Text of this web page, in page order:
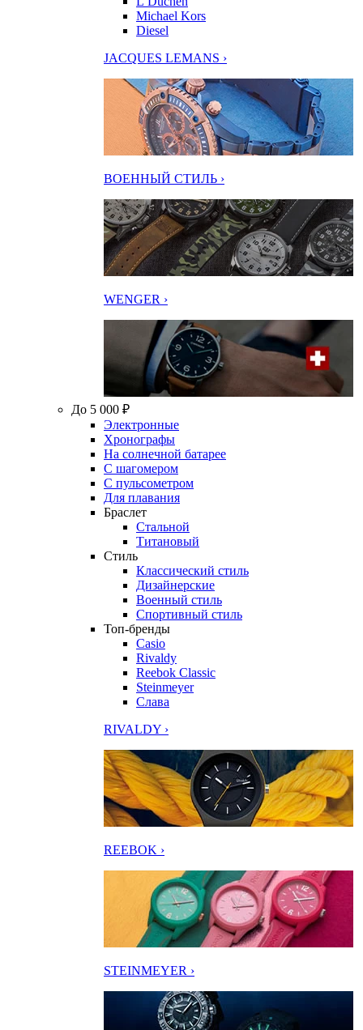
Michael Kors
Diesel
JACQUES LEMANS ›
ВОЕННЫЙ СТИЛЬ ›
WENGER ›
До 5 000 ₽
Электронные
Хронографы
На солнечной батарее
С шагомером
С пульсометром
Для плавания
Браслет
Стальной
Титановый
Стиль
Классический стиль
Дизайнерские
Военный стиль
Спортивный стиль
Топ-бренды
Casio
Rivaldy
Reebok Classic
Steinmeyer
Слава
RIVALDY ›
REEBOK ›
STEINMEYER ›